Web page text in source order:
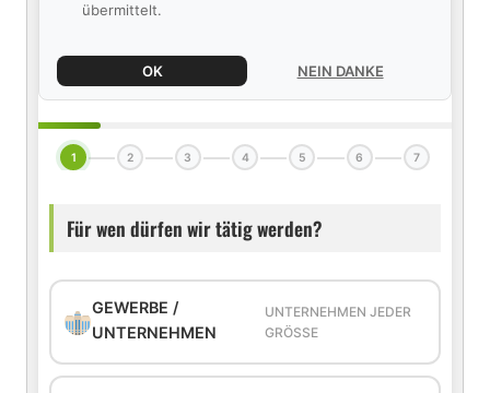
übermittelt.
OK NEIN DANKE
1 2 3 4 5 6 7
Für wen dürfen wir tätig werden?
GEWERBE /
UNTERNEHMEN
UNTERNEHMEN JEDER
GRÖSSE